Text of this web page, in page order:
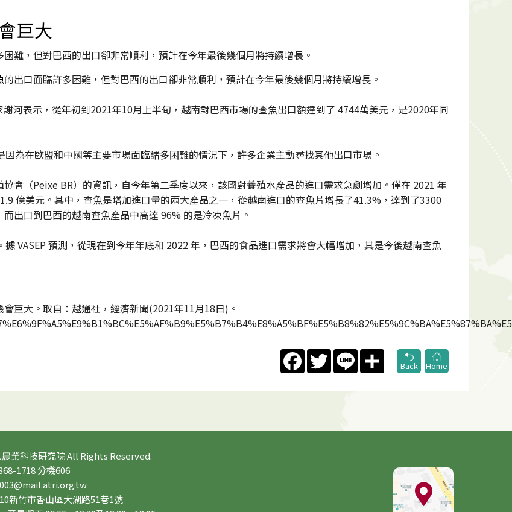
巨大
難，但對巴西的出口卻非常順利，預計在今年最後幾個月將持續增長。
的出口面臨許多困難，但對巴西的出口卻非常順利，預計在今年最後幾個月將持續增長。
河表示，從年初到2021年10月上半旬，越南對巴西市場的查魚出口額達到了 4744萬美元，是2020年同
為在歐盟和中國等主要市場面臨諸多困難的情況下，許多企業主動尋找其他出口市場。
會（Peixe BR）的資訊，自今年第二季度以來，該國對養殖水產品的進口需求急劇增加。僅在 2021 年
億美元。其中，查魚是增加進口量的兩大產品之一，從越南進口的查魚片增長了41.3%，達到了3300
出口到巴西的越南查魚產品中高達 96% 的是冷凍魚片。
VASEP 預測，從現在到今年年底和 2022 年，巴西的食品進口需求將會大幅增加，其是今後越南查魚
巨大。取自：越通社，經濟新聞(2021年11月18日)。
FacebookTwitter Line
Share
Back
Home
業科技研究院 All Rights Reserved.
1718 分機606
新竹市香山區大湖路51巷1號